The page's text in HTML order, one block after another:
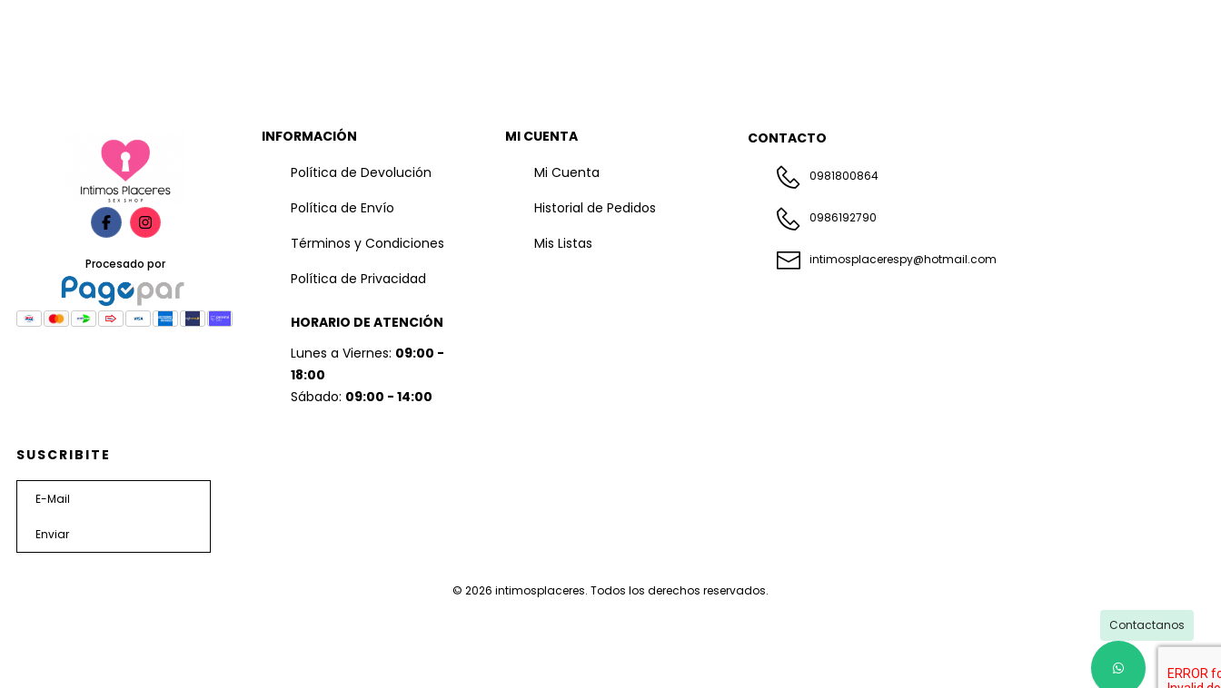
Procesado por
INFORMACIÓN
Política de Devolución
Política de Envío
Términos y Condiciones
Política de Privacidad
HORARIO DE ATENCIÓN
Lunes a Viernes: 09:00 -
18:00
Sábado: 09:00 - 14:00
MI CUENTA
Mi Cuenta
Historial de Pedidos
Mis Listas
CONTACTO
0981800864
0986192790
intimosplacerespy@hotmail.com
SUSCRIBITE
© 2026 intimosplaceres. Todos los derechos reservados.
Contactanos